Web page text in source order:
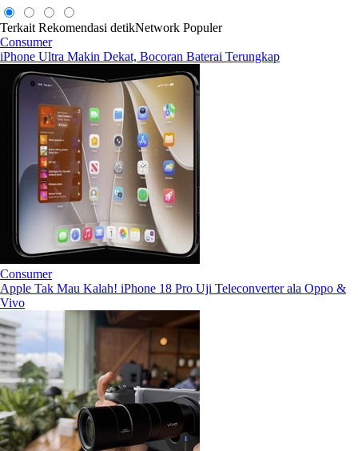
Terkait Rekomendasi detikNetwork Populer
Consumer
iPhone Ultra Makin Dekat, Bocoran Baterai Terungkap
Consumer
Apple Tak Mau Kalah! iPhone 18 Pro Uji Teleconverter ala Oppo &
Vivo